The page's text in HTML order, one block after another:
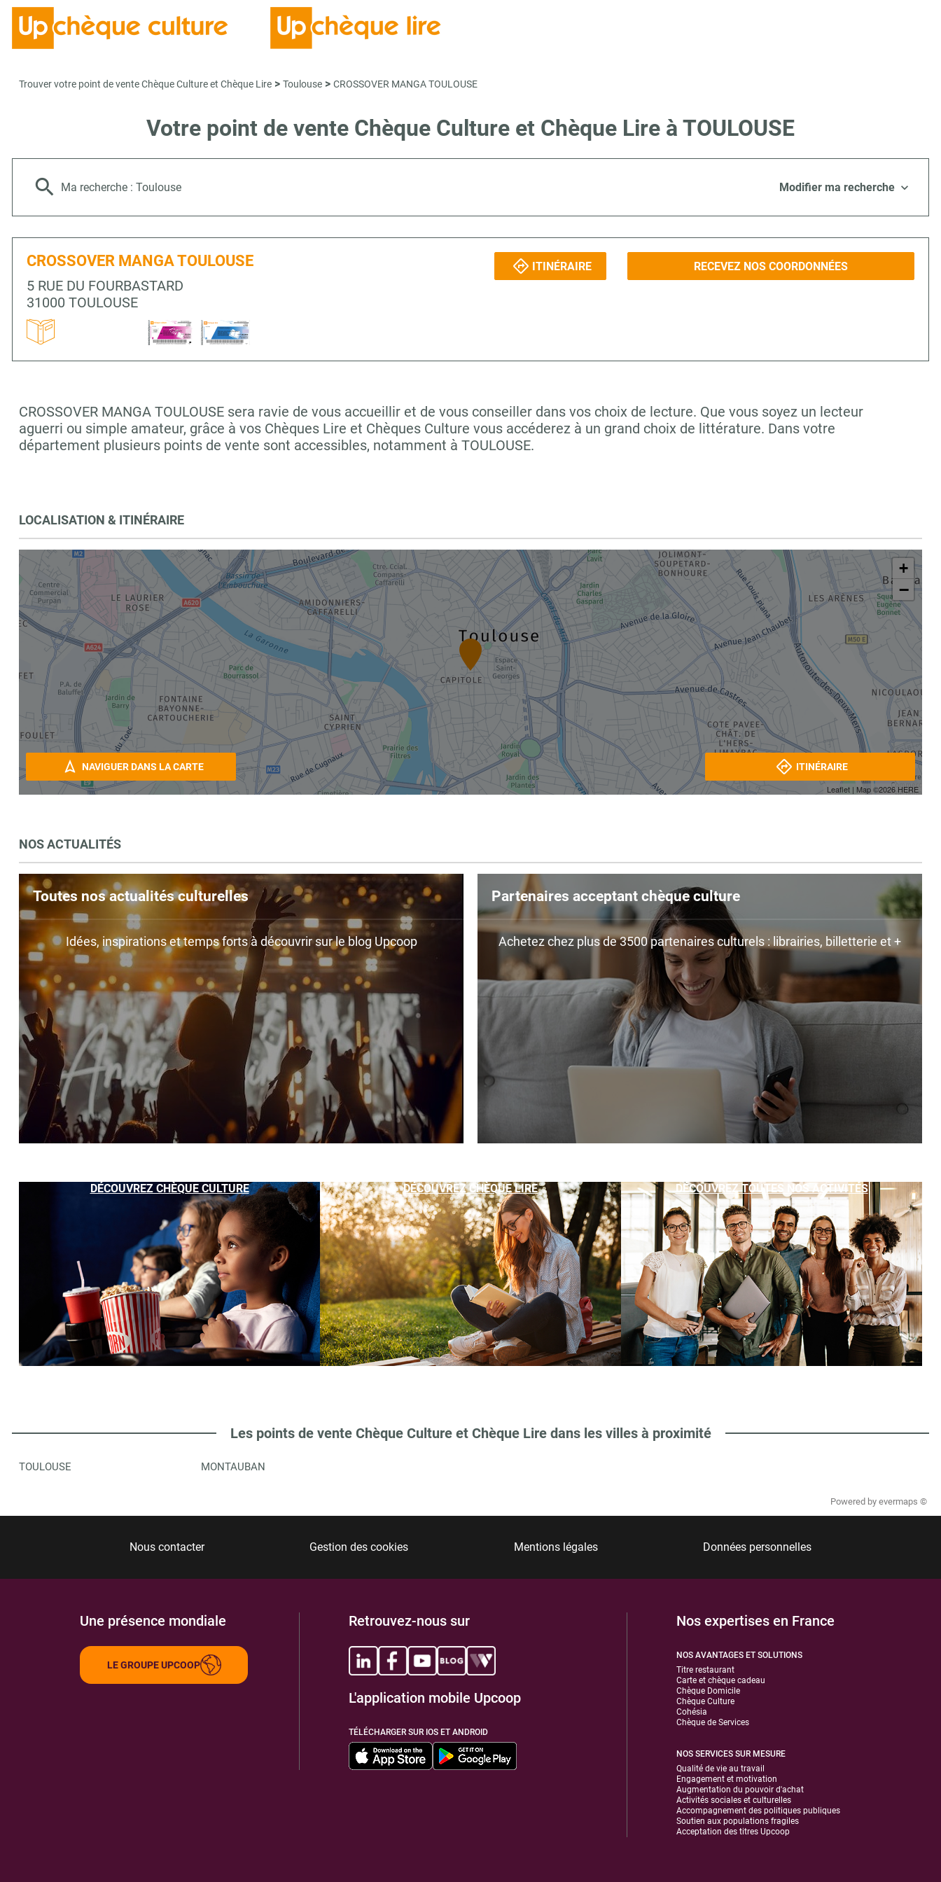
Trouver votre point de vente Chèque Culture et Chèque Lire > Toulouse > CROSSOVER MANGA TOULOUSE
Votre point de vente Chèque Culture et Chèque Lire à TOULOUSE
Ma recherche : Toulouse Modifier ma recherche
CROSSOVER MANGA TOULOUSE
5 RUE DU FOURBASTARD
31000 TOULOUSE
ITINÉRAIRE RECEVEZ NOS COORDONNÉES
CROSSOVER MANGA TOULOUSE sera ravie de vous accueillir et de vous conseiller dans vos choix de lecture. Que vous soyez un lecteur
aguerri ou simple amateur, grâce à vos Chèques Lire et Chèques Culture vous accéderez à un grand choix de littérature. Dans votre
département plusieurs points de vente sont accessibles, notamment à TOULOUSE.
LOCALISATION & ITINÉRAIRE
+
−
Leaflet | Map ©2026 HERE
NAVIGUER DANS LA CARTE ITINÉRAIRE
NOS ACTUALITÉS
Toutes nos actualités culturelles
Idées, inspirations et temps forts à découvrir sur le blog Upcoop
Partenaires acceptant chèque culture
Achetez chez plus de 3500 partenaires culturels : librairies, billetterie et +
DÉCOUVREZ CHÈQUE CULTURE DÉCOUVREZ CHÈQUE LIRE DÉCOUVREZ TOUTES NOS ACTIVITÉS
Les points de vente Chèque Culture et Chèque Lire dans les villes à proximité
TOULOUSE MONTAUBAN
Powered by evermaps ©
Nous contacter Gestion des cookies Mentions légales Données personnelles
Une présence mondiale
LE GROUPE UPCOOP
Retrouvez-nous sur
L'application mobile Upcoop
TÉLÉCHARGER SUR IOS ET ANDROID
Nos expertises en France
NOS AVANTAGES ET SOLUTIONS
Titre restaurant
Carte et chèque cadeau
Chèque Domicile
Chèque Culture
Cohésia
Chèque de Services
NOS SERVICES SUR MESURE
Qualité de vie au travail
Engagement et motivation
Augmentation du pouvoir d'achat
Activités sociales et culturelles
Accompagnement des politiques publiques
Soutien aux populations fragiles
Acceptation des titres Upcoop